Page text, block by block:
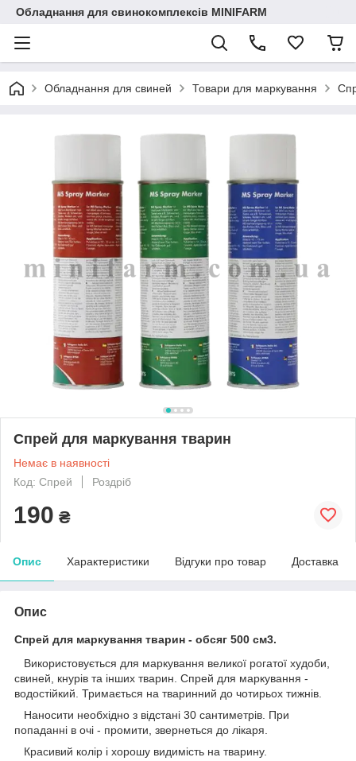
Обладнання для свинокомплексів MINIFARM
Обладнання для свиней Товари для маркування
Спрей для маркування тварин
Немає в наявності
Код: Спрей
Роздріб
190 ₴
Опис Характеристики Відгуки про товар Доставка
Опис
Спрей для маркування тварин - обсяг 500 см3.
Використовується для маркування великої рогатої худоби,
свиней, кнурів та інших тварин. Спрей для маркування -
водостійкий. Тримається на тваринний до чотирьох тижнів.
Наносити необхідно з відстані 30 сантиметрів. При
попаданні в очі - промити, звернеться до лікаря.
Красивий колір і хорошу видимість на тварину.